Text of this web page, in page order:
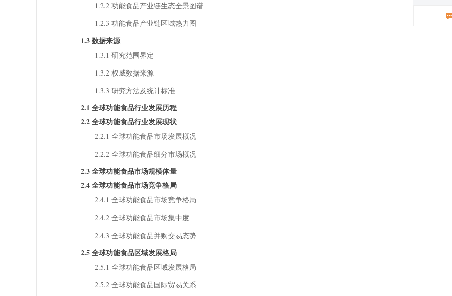
1.2.2 功能食品产业链生态全景图谱
1.2.3 功能食品产业链区域热力图
1.3 数据来源
1.3.1 研究范围界定
1.3.2 权威数据来源
1.3.3 研究方法及统计标准
2.1 全球功能食品行业发展历程
2.2 全球功能食品行业发展现状
2.2.1 全球功能食品市场发展概况
2.2.2 全球功能食品细分市场概况
2.3 全球功能食品市场规模体量
2.4 全球功能食品市场竞争格局
2.4.1 全球功能食品市场竞争格局
2.4.2 全球功能食品市场集中度
2.4.3 全球功能食品并购交易态势
2.5 全球功能食品区域发展格局
2.5.1 全球功能食品区域发展格局
2.5.2 全球功能食品国际贸易关系